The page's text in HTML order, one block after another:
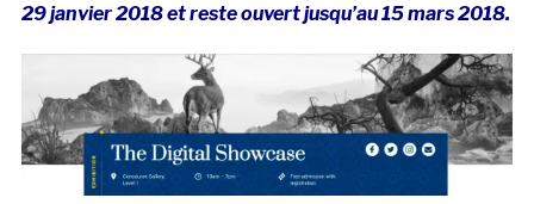
29 janvier 2018 et reste ouvert jusqu’au 15 mars 2018.